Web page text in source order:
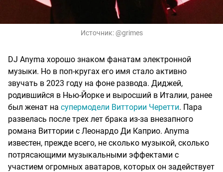
Источник: @grimes
DJ Anyma хорошо знаком фанатам электронной
музыки. Но в поп-кругах его имя стало активно
звучать в 2023 году на фоне развода. Диджей,
родившийся в Нью-Йорке и выросший в Италии, ранее
был женат на супермодели Виттории Черетти. Пара
развелась после трех лет брака из-за внезапного
романа Виттории с Леонардо Ди Каприо. Anyma
известен, прежде всего, не сколько музыкой, сколько
потрясающими музыкальными эффектами с
участием огромных аватаров, которых он задействует